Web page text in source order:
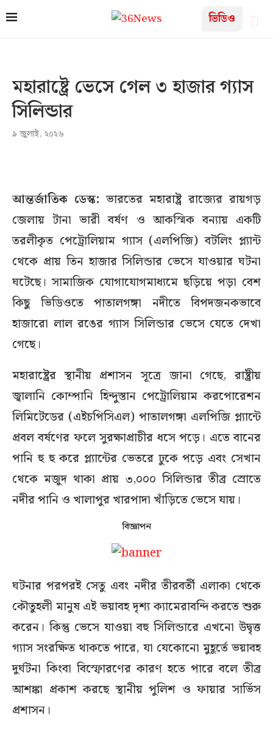
ভিডিও
মহারাষ্ট্রে ভেসে গেল ৩ হাজার গ্যাস
সিলিন্ডার
৯ জুলাই, ২০২৬
আন্তর্জাতিক ডেস্ক: ভারতের মহারাষ্ট্র রাজ্যের রায়গড়
জেলায় টানা ভারী বর্ষণ ও আকস্মিক বন্যায় একটি
তরলীকৃত পেট্রোলিয়াম গ্যাস (এলপিজি) বটলিং প্ল্যান্ট
থেকে প্রায় তিন হাজার সিলিন্ডার ভেসে যাওয়ার ঘটনা
ঘটেছে। সামাজিক যোগাযোগমাধ্যমে ছড়িয়ে পড়া বেশ
কিছু ভিডিওতে পাতালগঙ্গা নদীতে বিপদজনকভাবে
হাজারো লাল রঙের গ্যাস সিলিন্ডার ভেসে যেতে দেখা
গেছে।
মহারাষ্ট্রের স্থানীয় প্রশাসন সূত্রে জানা গেছে, রাষ্ট্রীয়
জ্বালানি কোম্পানি হিন্দুস্তান পেট্রোলিয়াম করপোরেশন
লিমিটেডের (এইচপিসিএল) পাতালগঙ্গা এলপিজি প্ল্যান্টে
প্রবল বর্ষণের ফলে সুরক্ষাপ্রাচীর ধসে পড়ে। এতে বানের
পানি হু হু করে প্ল্যান্টের ভেতরে ঢুকে পড়ে এবং সেখান
থেকে মজুদ থাকা প্রায় ৩,০০০ সিলিন্ডার তীব্র স্রোতে
নদীর পানি ও খালাপুর খারপাদা খাঁড়িতে ভেসে যায়।
বিজ্ঞাপন
ঘটনার পরপরই সেতু এবং নদীর তীরবর্তী এলাকা থেকে
কৌতুহলী মানুষ এই ভয়াবহ দৃশ্য ক্যামেরাবন্দি করতে শুরু
করেন। কিন্তু ভেসে যাওয়া বহু সিলিন্ডারে এখনো উদ্বৃত্ত
গ্যাস সংরক্ষিত থাকতে পারে, যা যেকোনো মুহূর্তে ভয়াবহ
দুর্ঘটনা কিংবা বিস্ফোরণের কারণ হতে পারে বলে তীব্র
আশঙ্কা প্রকাশ করছে স্থানীয় পুলিশ ও ফায়ার সার্ভিস
প্রশাসন।